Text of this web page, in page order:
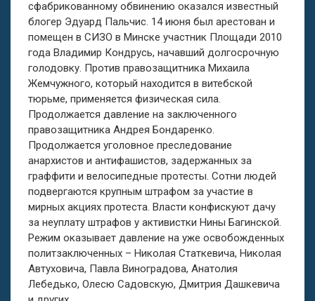
сфабрикованному обвинению оказался известный
блогер Эдуард Пальчис. 14 июня был арестован и
помещен в СИЗО в Минске участник Площади 2010
года Владимир Кондрусь, начавший долгосрочную
голодовку. Против правозащитника Михаила
Жемчужного, который находится в витебской
тюрьме, применяется физическая сила.
Продолжается давление на заключенного
правозащитника Андрея Бондаренко.
Продолжается уголовное преследование
анархистов и антифашистов, задержанных за
граффити и велосипедные протесты. Сотни людей
подвергаются крупным штрафом за участие в
мирных акциях протеста. Власти конфискуют дачу
за неуплату штрафов у активистки Нины Багинской.
Режим оказывает давление на уже освобожденных
политзаключенных – Николая Статкевича, Николая
Автуховича, Павла Виноградова, Анатолия
Лебедько, Олесю Садовскую, Дмитрия Дашкевича